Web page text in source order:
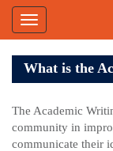
Skip
main
content
Toggle
navigation
What is the
The Academic
community in
communicate their